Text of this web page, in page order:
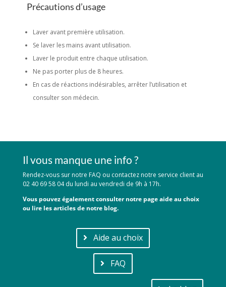
Précautions d’usage
Laver avant première utilisation.
Se laver les mains avant utilisation.
Laver le produit entre chaque utilisation.
Ne pas porter plus de 8 heures.
En cas de réactions indésirables, arrêter l’utilisation et
consulter son médecin.
Il vous manque une info ?
Rendez-vous sur notre FAQ ou contactez notre service client au
02 40 69 58 04 du lundi au vendredi de 9h à 17h.
Vous pouvez également consulter notre page aide au choix
ou lire les articles de notre blog.
Aide au choix
FAQ